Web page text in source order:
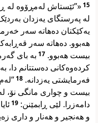
15«”ئێستاش لەمڕۆوە لە
لە پەرستگای یەزدان
یەکێکتان دەهاتە سەر
هەبوو. دەهاتە سەر
بیست هەبوو. 17 بە بای
کردەوەکانی دەستتانم دا،
فەرمایشتی یەزدانە. 18
بیست و چواری مانگی نۆ،
دامەزرا. لێی ڕابمێنن: 19
و هەنجیر و هەنار و داری